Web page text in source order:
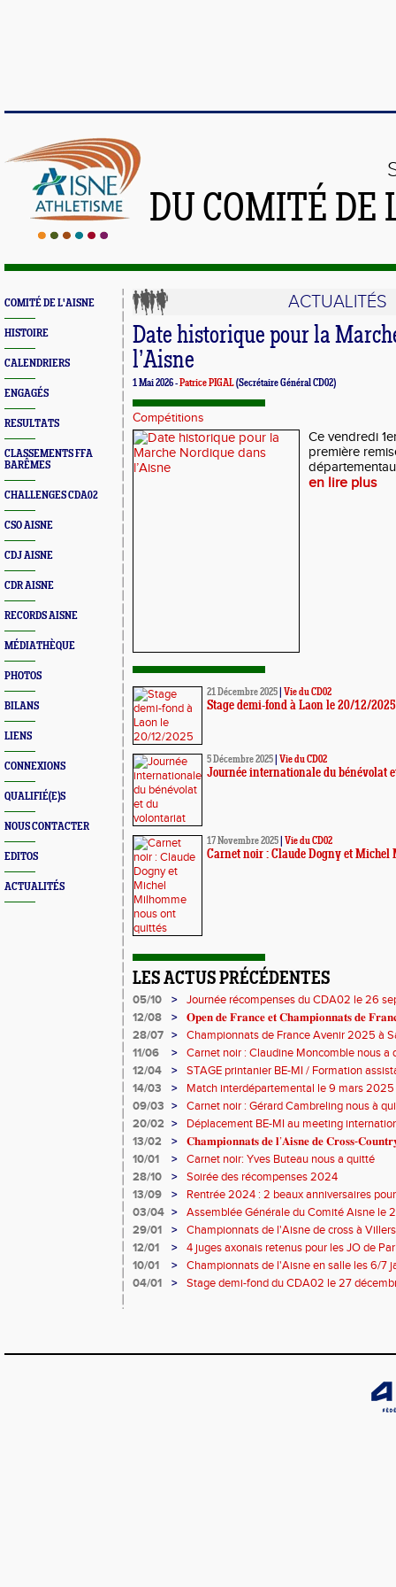
DU COMITÉ
COMITÉ DE L'AISNE
HISTOIRE
CALENDRIERS
ENGAGÉS
RESULTATS
CLASSEMENTS FFA
BARÊMES
CHALLENGES CDA02
CSO AISNE
CDJ AISNE
CDR AISNE
RECORDS AISNE
MÉDIATHÈQUE
PHOTOS
BILANS
LIENS
CONNEXIONS
QUALIFIÉ(E)S
NOUS CONTACTER
EDITOS
ACTUALITÉS
ACTUALITÉS
Date historique pour la
l’Aisne
1 Mai 2026 -Patrice PIGAL(Secrétaire Général CD02)
Compétitions
Ce vendredi
première
en lire plus
21 Décembre 2025 Vie du CD02
Stage demi-fond à Laon le 20/12/2025
5 Décembre 2025 Vie du CD02
Journée internationale du bénévolat
17 Novembre 2025 Vie du CD02
Carnet noir : Claude Dogny et Michel
LES ACTUS PRÉCÉDENTES
05/10 >
Journée récompenses du CDA02 le 26
12/08
>
𝐎𝐩𝐞𝐧 𝐝𝐞 𝐅𝐫𝐚𝐧𝐜𝐞 𝐞𝐭 𝐂𝐡𝐚𝐦𝐩𝐢𝐨𝐧𝐧𝐚𝐭𝐬 𝐝𝐞
28/07 >
Championnats de France Avenir 2025 à
11/06
>
Carnet noir : Claudine Moncomble nous a
12/04
>
STAGE printanier BE-MI / Formation
14/03
>
Match interdépartemental le 9 mars
09/03 >
Carnet noir : Gérard Cambreling nous à
20/02 >
Déplacement BE-MI au meeting
13/02
>
𝐂𝐡𝐚𝐦𝐩𝐢𝐨𝐧𝐧𝐚𝐭𝐬 𝐝𝐞 𝐥’𝐀𝐢𝐬𝐧𝐞 𝐝𝐞 𝐂𝐫𝐨𝐬𝐬-
10/01
>
Carnet noir: Yves Buteau nous a quitté
28/10
>
Soirée des récompenses 2024
13/09
>
Rentrée 2024 : 2 beaux anniversaires
l'ACCT et le CA Belleu
03/04 >
Assemblée Générale du Comité Aisne le
29/01
>
Championnats de l'Aisne de cross à
2024
12/01 >
4 juges axonais retenus pour les JO de
10/01
>
Championnats de l'Aisne en salle les 6/7
04/01
> Stage demi-fond du CDA02 le 27